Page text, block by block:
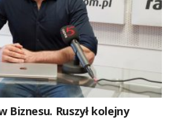
Biznesu. Ruszył kolejny